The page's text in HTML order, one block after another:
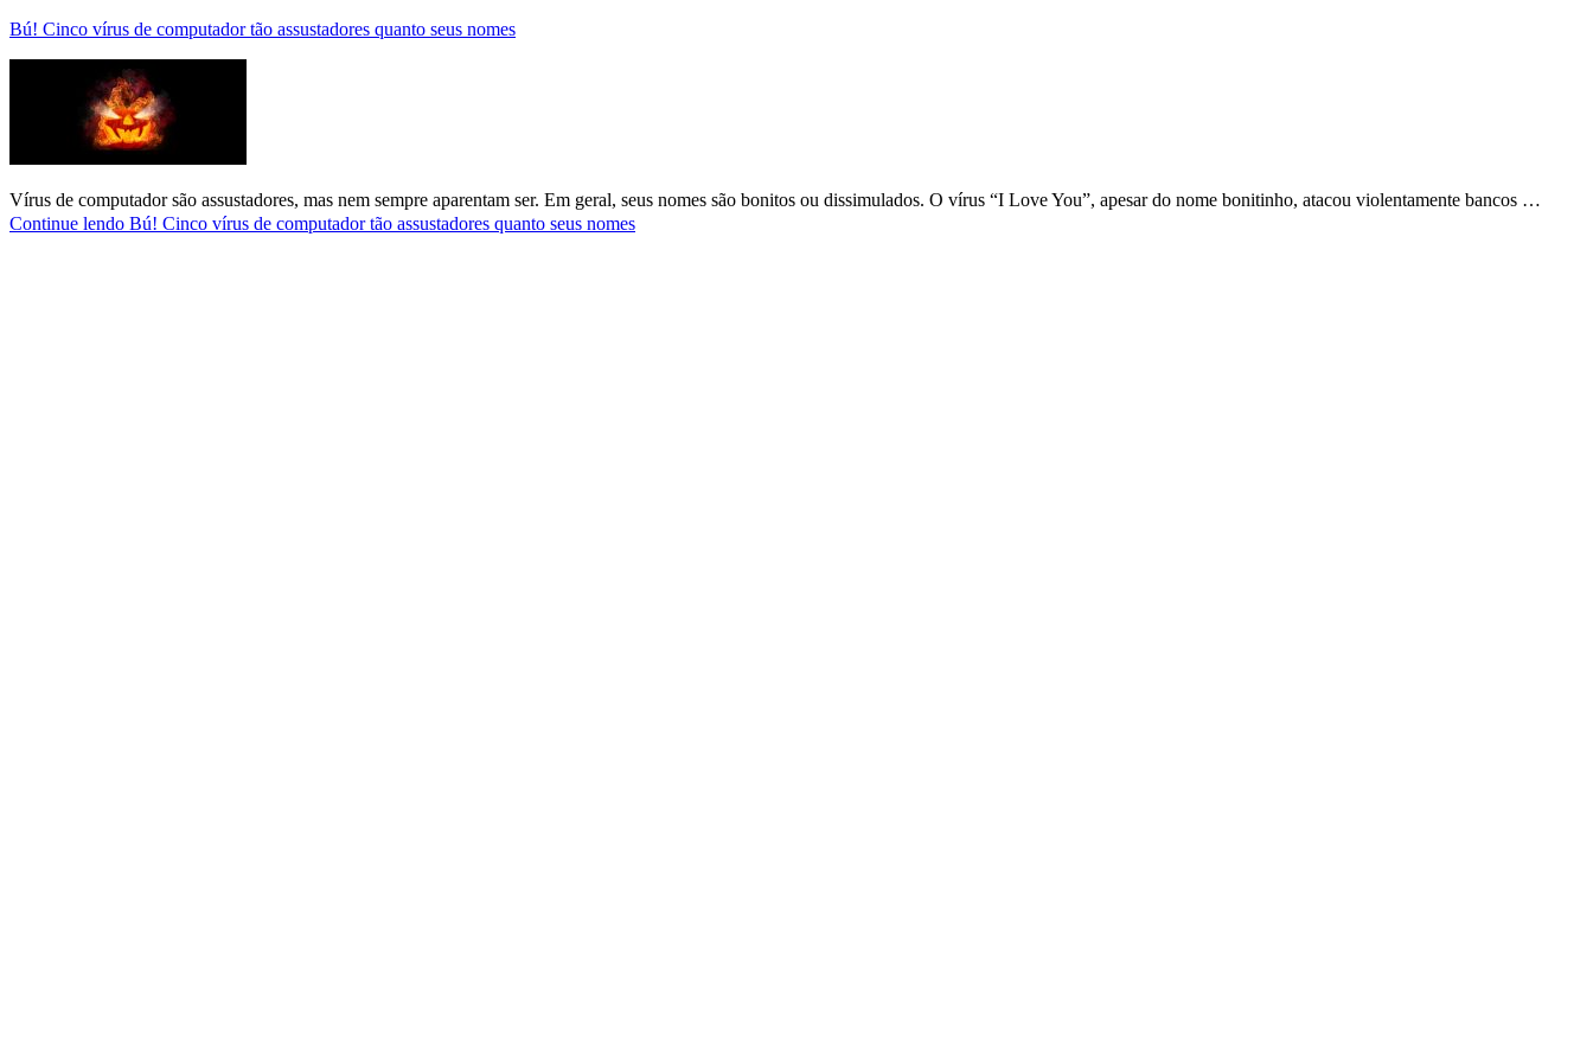
Bú! Cinco vírus de computador tão assustadores quanto seus nomes
Vírus de computador são assustadores, mas nem sempre aparentam ser. Em geral, seus nomes são bonitos ou dissimulados. O vírus “I Love You”, apesar do nome bonitinho, atacou violentamente bancos …
Continue lendo Bú! Cinco vírus de computador tão assustadores quanto seus nomes